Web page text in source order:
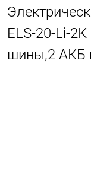
ELS-20-Li-
шины,2 АКБ